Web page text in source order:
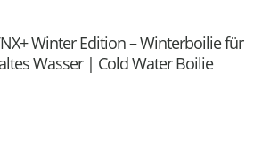
Winter Edition – Winterboilie für
Wasser | Cold Water Boilie